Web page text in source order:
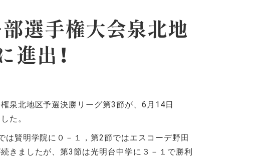
あゆみ・泉ヶ丘讃歌
選手権大会泉北地
出！
泉北地区予選決勝リーグ第3節が、6月14日
た。
は賢明学院に０－１，第2節ではエスコーデ野田
きましたが、第3節は光明台中学に３－１で勝利